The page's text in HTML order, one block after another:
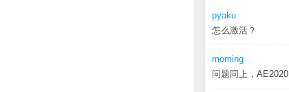
pyaku
怎么激活？
moming
问题同上，AE2020